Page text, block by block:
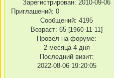
Зарегистрирован: 2010-09-06
Приглашений: 0
Сообщений: 4195
Возраст: 65 [1960-11-11]
Провел на форуме:
2 месяца 4 дня
Последний визит:
2022-08-06 19:20:05